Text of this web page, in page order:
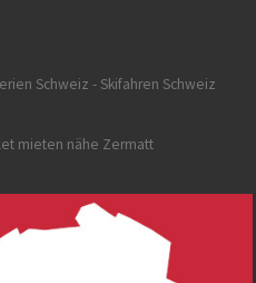
Schweiz - Skifahren Schweiz
mieten nähe Zermatt